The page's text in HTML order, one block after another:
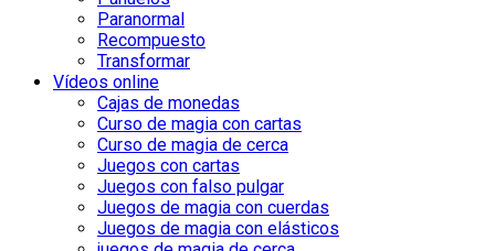
Paranormal
Recompuesto
Transformar
Vídeos online
Cajas de monedas
Curso de magia con cartas
Curso de magia de cerca
Juegos con cartas
Juegos con falso pulgar
Juegos de magia con cuerdas
Juegos de magia con elásticos